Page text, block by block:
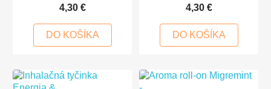
4,30 €
DO KOŠÍKA
4,30 €
DO KOŠÍKA